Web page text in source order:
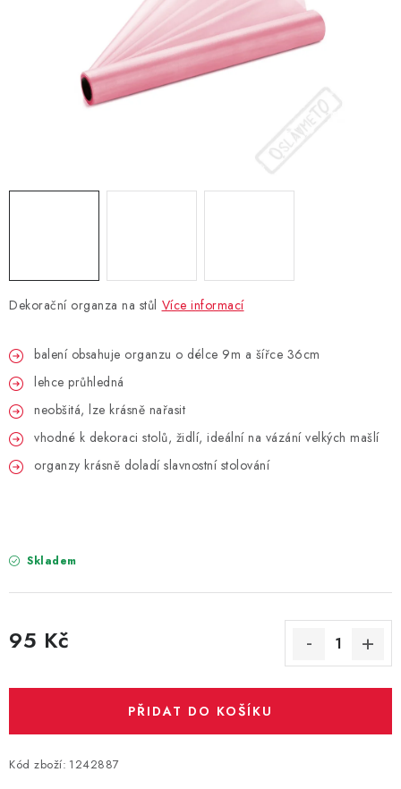
BLAHOPŘÁNÍ
BUBLIFUKY
LAMPIONY
OSLAVA PODLE BAREV
PARTY FOTOKOUTEK
VYSTŘELOVACÍ KONFETY
Podmínky ochrany osobních údajů
Dekorační organza na stůl Více informací
balení obsahuje organzu o délce 9m a šířce 36cm
lehce průhledná
neobšitá, lze krásně nařasit
vhodné k dekoraci stolů, židlí, ideální na vázání velkých mašlí
organzy krásně doladí slavnostní stolování
Skladem
95 Kč
PŘIDAT DO KOŠÍKU
Kód zboží: 1242887